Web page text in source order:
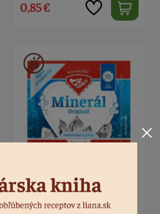
0,85 €
MINERÁL Originál 6 g